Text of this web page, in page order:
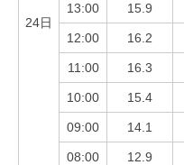
24日
13:00 15.9
12:00 16.2
11:00 16.3
10:00 15.4
09:00 14.1
08:00 12.9